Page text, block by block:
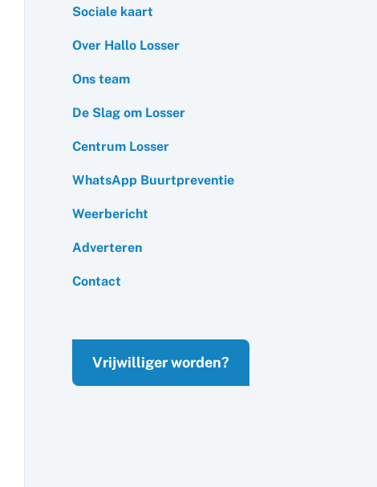
Sociale kaart
Over Hallo Losser
Ons team
De Slag om Losser
Centrum Losser
WhatsApp Buurtpreventie
Weerbericht
Adverteren
Contact
Vrijwilliger worden?